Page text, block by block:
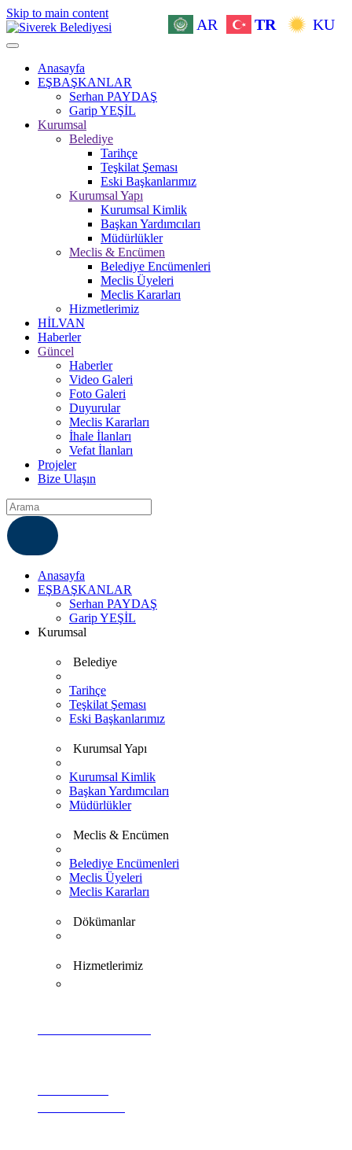
Skip to main content
Anasayfa
EŞBAŞKANLAR
Serhan PAYDAŞ
Garip YEŞİL
Kurumsal
Belediye
Tarihçe
Teşkilat Şeması
Eski Başkanlarımız
Kurumsal Yapı
Kurumsal Kimlik
Başkan Yardımcıları
Müdürlükler
Meclis & Encümen
Belediye Encümenleri
Meclis Üyeleri
Meclis Kararları
Hizmetlerimiz
HİLVAN
Haberler
Güncel
Haberler
Video Galeri
Foto Galeri
Duyurular
Meclis Kararları
İhale İlanları
Vefat İlanları
Projeler
Bize Ulaşın
AR TR KU
Anasayfa
EŞBAŞKANLAR
Serhan PAYDAŞ
Garip YEŞİL
Kurumsal
Belediye
Tarihçe
Teşkilat Şeması
Eski Başkanlarımız
Kurumsal Yapı
Kurumsal Kimlik
Başkan Yardımcıları
Müdürlükler
Meclis & Encümen
Belediye Encümenleri
Meclis Üyeleri
Meclis Kararları
Dökümanlar
Hizmetlerimiz